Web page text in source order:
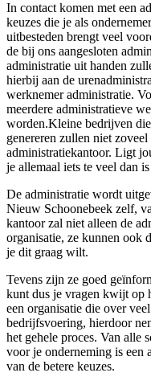
In contact komen met een
keuzes die je als
uitbesteden brengt veel
de bij ons aangesloten
administratie uit handen
hierbij aan de
werknemer administratie.
meerdere administratieve
worden.Kleine bedrijven
genereren zullen niet
administratiekantoor. Ligt
je allemaal iets te veel dan
De administratie wordt
Nieuw Schoonebeek zelf,
kantoor zal niet alleen de
organisatie, ze kunnen ook
je dit graag wilt.
Tevens zijn ze goed
kunt dus je vragen kwijt op
een organisatie die over
bedrijfsvoering, hierdoor
het gehele proces. Van alle
voor je onderneming is een
van de betere keuzes.